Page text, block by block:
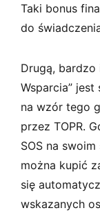
Taki bonus
do
Drugą, bardzo
Wsparcia”
na wzór tego
przez TOPR.
SOS na
można kupić
się
wskazanych